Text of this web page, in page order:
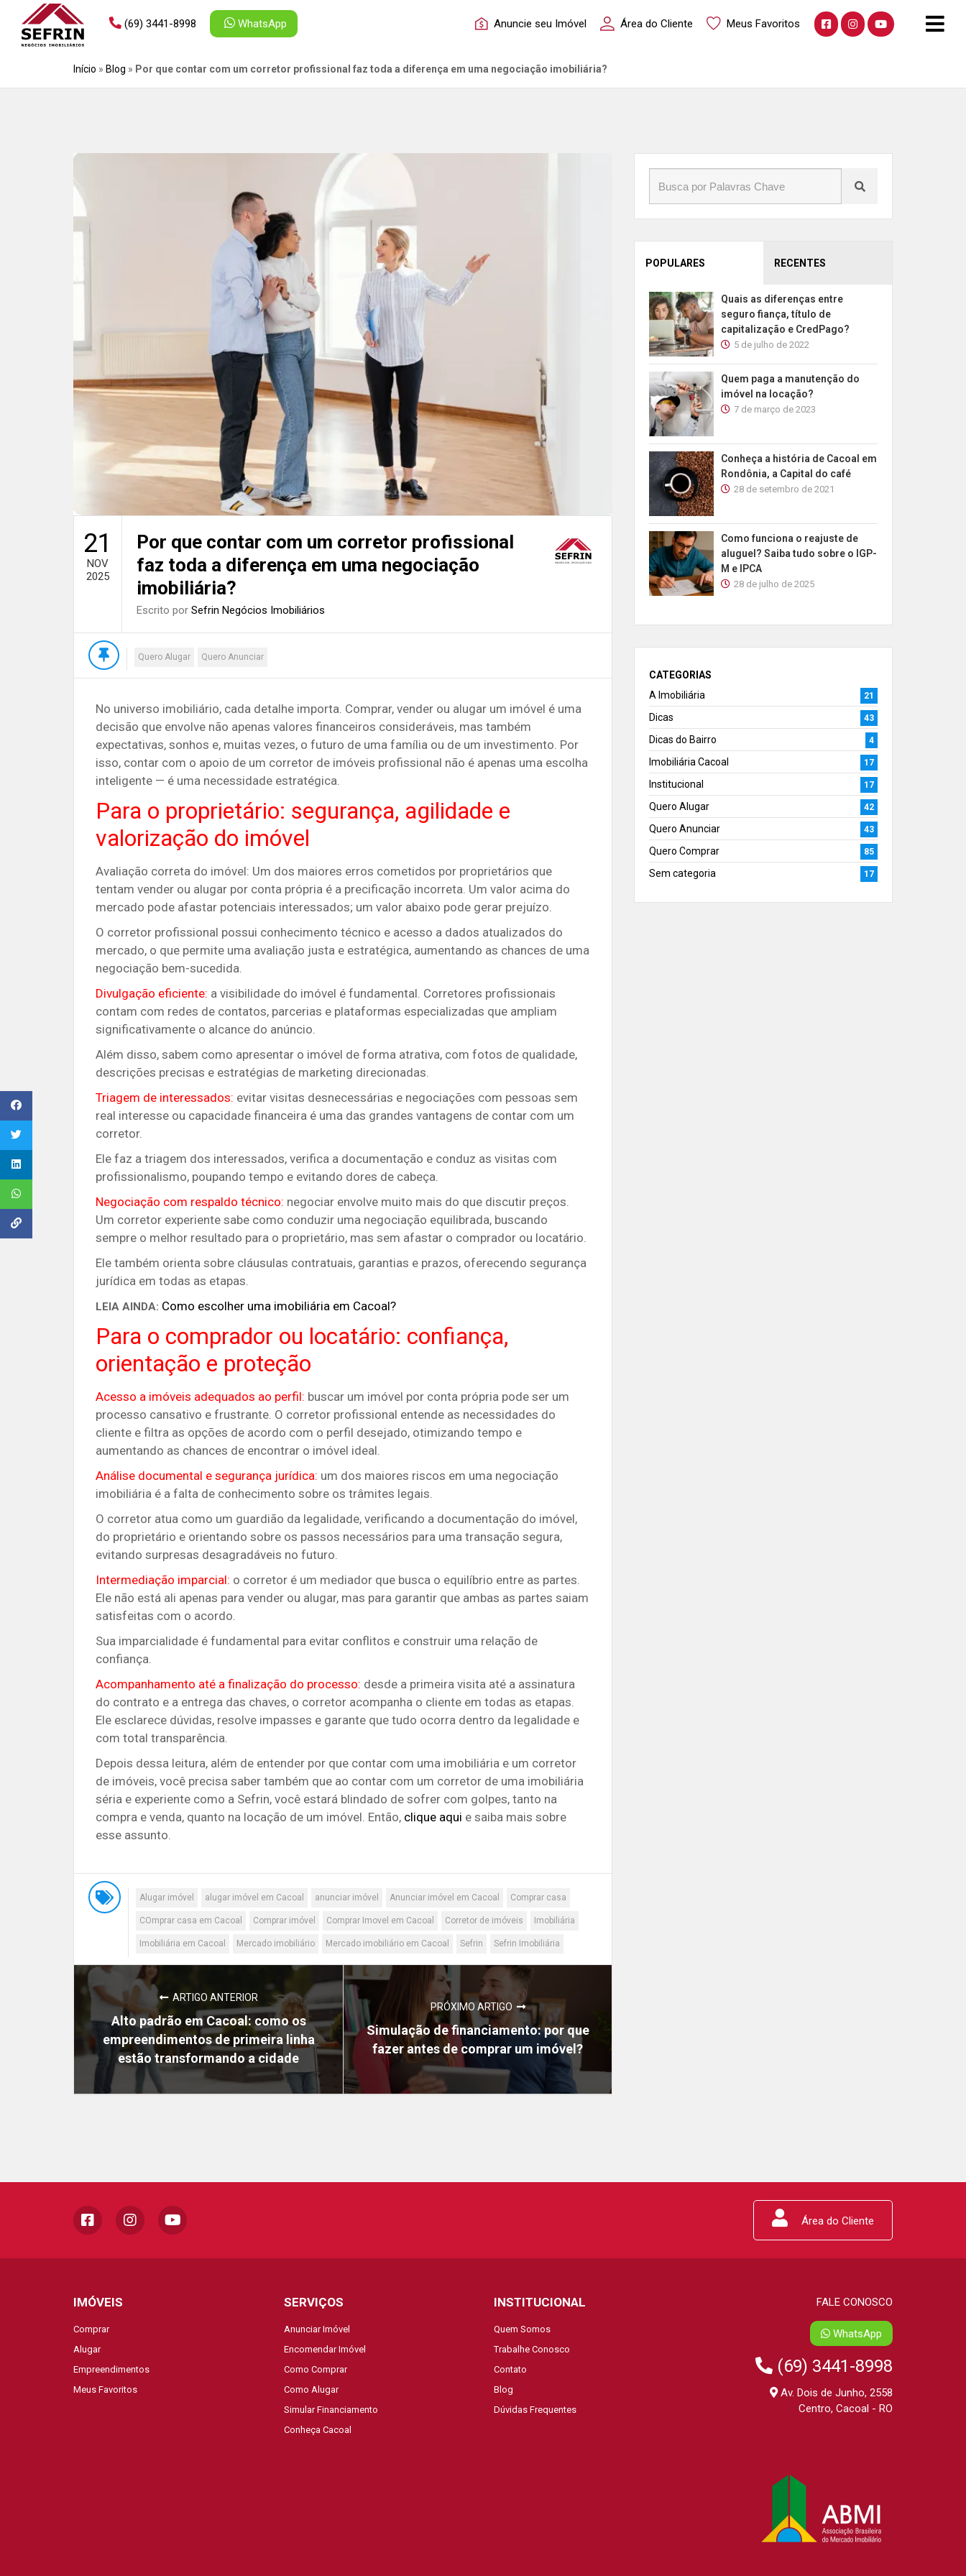
(69) 3441-8998 WhatsApp Anuncie seu Imóvel Área do Cliente Meus Favoritos
Início » Blog » Por que contar com um corretor profissional faz toda a diferença em uma negociação imobiliária?
21
NOV
2025
Por que contar com um corretor profissional
faz toda a diferença em uma negociação
imobiliária?
Escrito por Sefrin Negócios Imobiliários
Quero Alugar Quero Anunciar
No universo imobiliário, cada detalhe importa. Comprar, vender ou alugar um imóvel é uma
decisão que envolve não apenas valores financeiros consideráveis, mas também
expectativas, sonhos e, muitas vezes, o futuro de uma família ou de um investimento. Por
isso, contar com o apoio de um corretor de imóveis profissional não é apenas uma escolha
inteligente — é uma necessidade estratégica.
Para o proprietário: segurança, agilidade e
valorização do imóvel
Avaliação correta do imóvel: Um dos maiores erros cometidos por proprietários que
tentam vender ou alugar por conta própria é a precificação incorreta. Um valor acima do
mercado pode afastar potenciais interessados; um valor abaixo pode gerar prejuízo.
O corretor profissional possui conhecimento técnico e acesso a dados atualizados do
mercado, o que permite uma avaliação justa e estratégica, aumentando as chances de uma
negociação bem-sucedida.
Divulgação eficiente: a visibilidade do imóvel é fundamental. Corretores profissionais
contam com redes de contatos, parcerias e plataformas especializadas que ampliam
significativamente o alcance do anúncio.
Além disso, sabem como apresentar o imóvel de forma atrativa, com fotos de qualidade,
descrições precisas e estratégias de marketing direcionadas.
Triagem de interessados: evitar visitas desnecessárias e negociações com pessoas sem
real interesse ou capacidade financeira é uma das grandes vantagens de contar com um
corretor.
Ele faz a triagem dos interessados, verifica a documentação e conduz as visitas com
profissionalismo, poupando tempo e evitando dores de cabeça.
Negociação com respaldo técnico: negociar envolve muito mais do que discutir preços.
Um corretor experiente sabe como conduzir uma negociação equilibrada, buscando
sempre o melhor resultado para o proprietário, mas sem afastar o comprador ou locatário.
Ele também orienta sobre cláusulas contratuais, garantias e prazos, oferecendo segurança
jurídica em todas as etapas.
LEIA AINDA: Como escolher uma imobiliária em Cacoal?
Para o comprador ou locatário: confiança,
orientação e proteção
Acesso a imóveis adequados ao perfil: buscar um imóvel por conta própria pode ser um
processo cansativo e frustrante. O corretor profissional entende as necessidades do
cliente e filtra as opções de acordo com o perfil desejado, otimizando tempo e
aumentando as chances de encontrar o imóvel ideal.
Análise documental e segurança jurídica: um dos maiores riscos em uma negociação
imobiliária é a falta de conhecimento sobre os trâmites legais.
O corretor atua como um guardião da legalidade, verificando a documentação do imóvel,
do proprietário e orientando sobre os passos necessários para uma transação segura,
evitando surpresas desagradáveis no futuro.
Intermediação imparcial: o corretor é um mediador que busca o equilíbrio entre as partes.
Ele não está ali apenas para vender ou alugar, mas para garantir que ambas as partes saiam
satisfeitas com o acordo.
Sua imparcialidade é fundamental para evitar conflitos e construir uma relação de
confiança.
Acompanhamento até a finalização do processo: desde a primeira visita até a assinatura
do contrato e a entrega das chaves, o corretor acompanha o cliente em todas as etapas.
Ele esclarece dúvidas, resolve impasses e garante que tudo ocorra dentro da legalidade e
com total transparência.
Depois dessa leitura, além de entender por que contar com uma imobiliária e um corretor
de imóveis, você precisa saber também que ao contar com um corretor de uma imobiliária
séria e experiente como a Sefrin, você estará blindado de sofrer com golpes, tanto na
compra e venda, quanto na locação de um imóvel. Então, clique aqui e saiba mais sobre
esse assunto.
Alugar imóvel alugar imóvel em Cacoal anunciar imóvel Anunciar imóvel em Cacoal Comprar casa
COmprar casa em Cacoal Comprar imóvel Comprar Imovel em Cacoal Corretor de imóveis Imobiliária
Imobiliária em Cacoal Mercado imobiliário Mercado imobiliário em Cacoal Sefrin Sefrin Imobiliária
ARTIGO ANTERIOR
Alto padrão em Cacoal: como os
empreendimentos de primeira linha
estão transformando a cidade
PRÓXIMO ARTIGO
Simulação de financiamento: por que
fazer antes de comprar um imóvel?
POPULARES RECENTES
Quais as diferenças entre
seguro fiança, título de
capitalização e CredPago?
5 de julho de 2022
Quem paga a manutenção do
imóvel na locação?
7 de março de 2023
Conheça a história de Cacoal em
Rondônia, a Capital do café
28 de setembro de 2021
Como funciona o reajuste de
aluguel? Saiba tudo sobre o IGP-
M e IPCA
28 de julho de 2025
CATEGORIAS
A Imobiliária
21
Dicas 43
Dicas do Bairro 4
Imobiliária Cacoal 17
Institucional 17
Quero Alugar 42
Quero Anunciar 43
Quero Comprar 85
Sem categoria 17
Área do Cliente
IMÓVEIS
Comprar
Alugar
Empreendimentos
Meus Favoritos
SERVIÇOS
Anunciar Imóvel
Encomendar Imóvel
Como Comprar
Como Alugar
Simular Financiamento
Conheça Cacoal
INSTITUCIONAL
Quem Somos
Trabalhe Conosco
Contato
Blog
Dúvidas Frequentes
FALE CONOSCO
WhatsApp
(69) 3441-8998
Av. Dois de Junho, 2558
Centro, Cacoal - RO